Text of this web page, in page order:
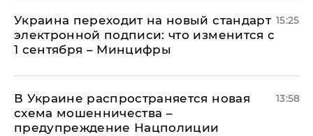
Украина переходит на новый стандарт
электронной подписи: что изменится с
1 сентября – Минцифры
15:25
В Украине распространяется новая
схема мошенничества –
предупреждение Нацполиции
13:58